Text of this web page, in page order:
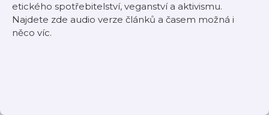
etického spotřebitelství, veganství a aktivismu.
Najdete zde audio verze článků a časem možná i
něco víc.